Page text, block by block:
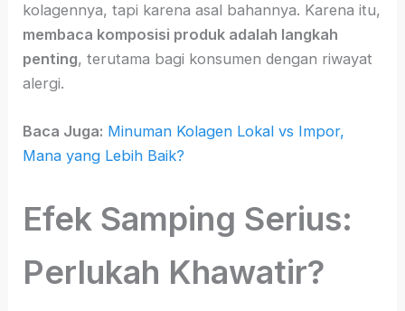
kolagennya, tapi karena asal bahannya. Karena itu,
membaca komposisi produk adalah langkah
penting, terutama bagi konsumen dengan riwayat
alergi.
Baca Juga: Minuman Kolagen Lokal vs Impor,
Mana yang Lebih Baik?
Efek Samping Serius:
Perlukah Khawatir?